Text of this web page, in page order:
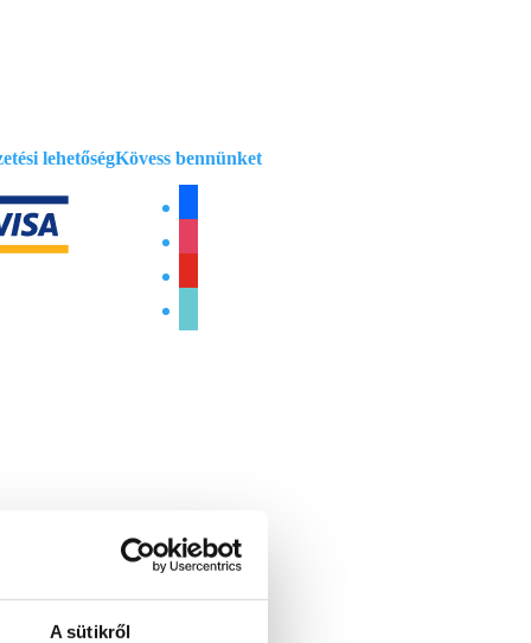
A sütikről
lehetőségKövess bennünket